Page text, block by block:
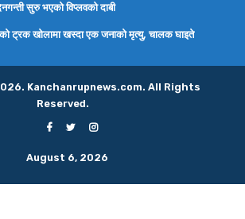
सुरु भएको विप्लवको दाबी
ट्रक खोलामा खस्दा एक जनाको मृत्यु, चालक घाइते
Kanchanrupnews.com. All Rights
Reserved.
August 6, 2026